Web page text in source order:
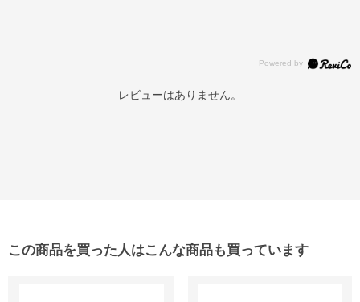
レビューはありません。
この商品を買った人はこんな商品も買っています